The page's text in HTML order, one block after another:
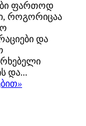
ფართოდ
როგორიცაა
და
და...
»